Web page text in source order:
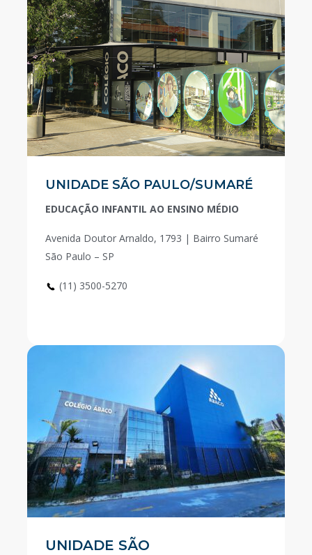
UNIDADE SÃO PAULO/SUMARÉ
EDUCAÇÃO INFANTIL AO ENSINO MÉDIO
Avenida Doutor Arnaldo, 1793 | Bairro Sumaré
São Paulo – SP
(11) 3500-5270
UNIDADE SÃO